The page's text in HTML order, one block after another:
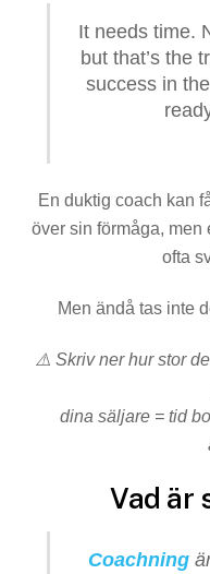
It needs time.
but that’s the
success in
En duktig coach kan
över sin förmåga, men
ofta
Men ändå tas inte
⚠️ Skriv ner hur stor
dina säljare = tid
Vad är
Coachning